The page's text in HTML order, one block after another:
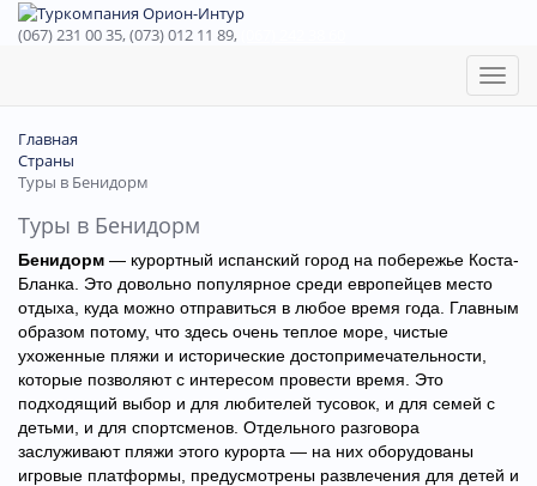
(067) 231 00 35, (073) 012 11 89,
Toggle
Главная
Страны
Туры в Бенидорм
Туры в Бенидорм
Бенидорм — курортный испанский город на побережье Коста-
Бланка. Это довольно популярное среди европейцев место
отдыха, куда можно отправиться в любое время года. Главным
образом потому, что здесь очень теплое море, чистые
ухоженные пляжи и исторические достопримечательности,
которые позволяют с интересом провести время. Это
подходящий выбор и для любителей тусовок, и для семей с
детьми, и для спортсменов. Отдельного разговора
заслуживают пляжи этого курорта — на них оборудованы
игровые платформы, предусмотрены развлечения для детей и